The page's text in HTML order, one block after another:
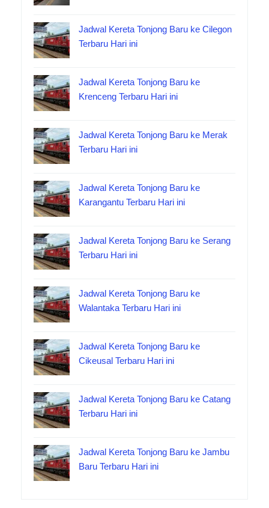
Jadwal Kereta Tonjong Baru ke Cilegon
Terbaru Hari ini
Jadwal Kereta Tonjong Baru ke
Krenceng Terbaru Hari ini
Jadwal Kereta Tonjong Baru ke Merak
Terbaru Hari ini
Jadwal Kereta Tonjong Baru ke
Karangantu Terbaru Hari ini
Jadwal Kereta Tonjong Baru ke Serang
Terbaru Hari ini
Jadwal Kereta Tonjong Baru ke
Walantaka Terbaru Hari ini
Jadwal Kereta Tonjong Baru ke
Cikeusal Terbaru Hari ini
Jadwal Kereta Tonjong Baru ke Catang
Terbaru Hari ini
Jadwal Kereta Tonjong Baru ke Jambu
Baru Terbaru Hari ini